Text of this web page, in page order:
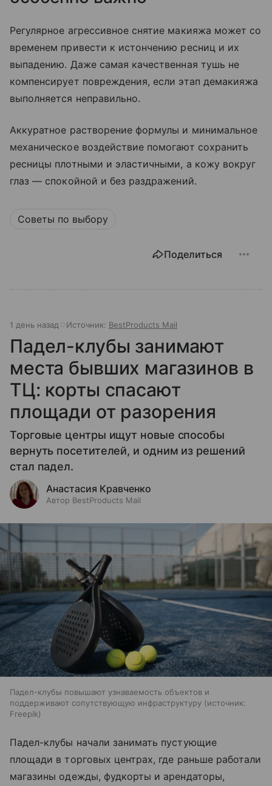
Регулярное агрессивное снятие макияжа может со
временем привести к истончению ресниц и их
выпадению. Даже самая качественная тушь не
компенсирует повреждения, если этап демакияжа
выполняется неправильно.
Аккуратное растворение формулы и минимальное
механическое воздействие помогают сохранить
ресницы плотными и эластичными, а кожу вокруг
глаз — спокойной и без раздражений.
Советы по выбору
Поделиться
1 день назад Источник: BestProducts Mail
Падел-клубы занимают
места бывших магазинов в
ТЦ: корты спасают
площади от разорения
Торговые центры ищут новые способы
вернуть посетителей, и одним из решений
стал падел.
Анастасия Кравченко
Автор BestProducts Mail
Падел-клубы повышают узнаваемость объектов и
поддерживают сопутствующую инфраструктуру
источник:
Freepik
Падел-клубы начали занимать пустующие
площади в торговых центрах, где раньше работали
магазины одежды, фудкорты и арендаторы,